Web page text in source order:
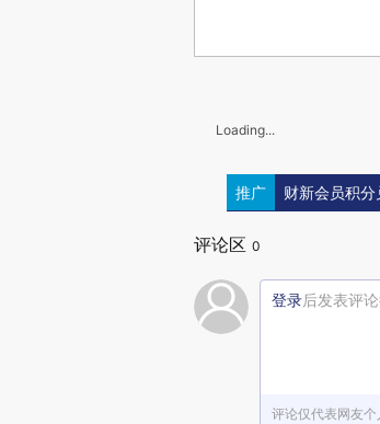
Loading...
推广 财新会员积分
评论区 0
登录后发表评
评论仅代表网友